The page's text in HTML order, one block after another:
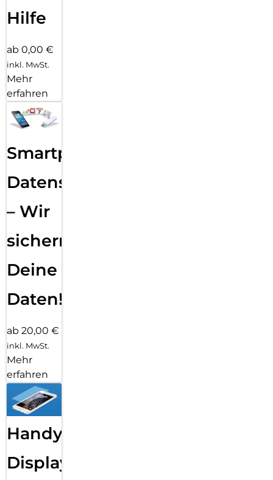
Hilfe
ab 0,00 €
inkl. MwSt.
Mehr
erfahren
Smartphone
Datensicherung
– Wir
sichern
Deine
Daten!
ab 20,00 €
inkl. MwSt.
Mehr
erfahren
Handy
Displayfolie